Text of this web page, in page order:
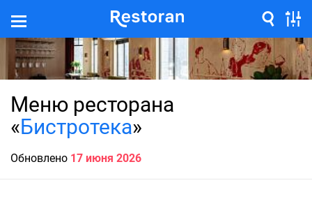
Меню ресторана
«Бистротека»
Обновлено 17 июня 2026